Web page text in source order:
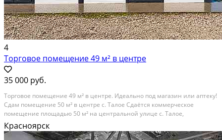
4
Торговое помещение 49 м² в центре
35 000 руб.
Торговое помещение 49 м² в центре. Идеально под магазин или аптеку!
Сдам помещение 50 м² в центре с. Талое Сдаётся коммерческое
помещение площадью 50 м² на центральной улице с. Талое,
Емельяновский район. Объект расположен на въезде в посёлок, в месте
с хорошей видимостью и постоянным...
Красноярск